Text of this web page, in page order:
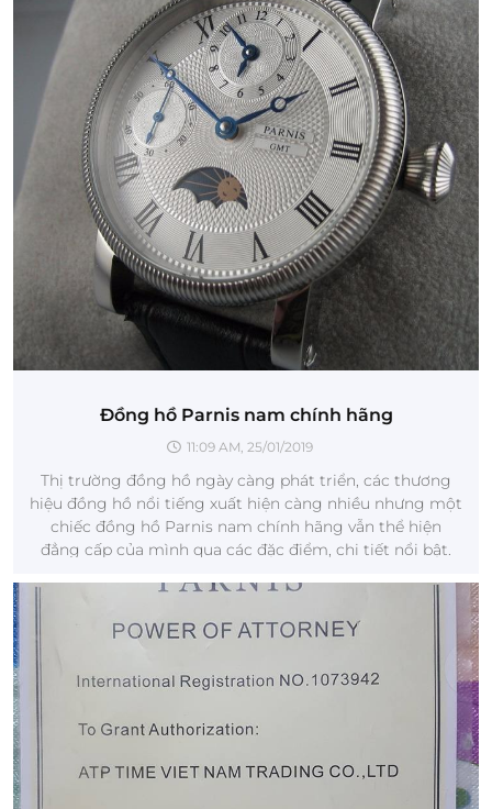
Đồng hồ Parnis nam chính hãng
11:09 AM, 25/01/2019
Thị trường đồng hồ ngày càng phát triển, các thương
hiệu đồng hồ nổi tiếng xuất hiện càng nhiều nhưng một
chiếc đồng hồ Parnis nam chính hãng vẫn thể hiện
đẳng cấp của mình qua các đặc điểm, chi tiết nổi bật.